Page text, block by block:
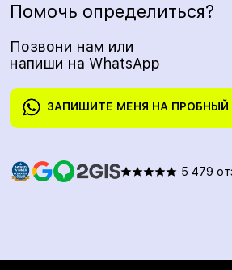
Помочь определиться?
Позвони нам или
напиши на WhatsApp
ЗАПИШИТЕ МЕНЯ НА ПРОБНЫЙ
5 479